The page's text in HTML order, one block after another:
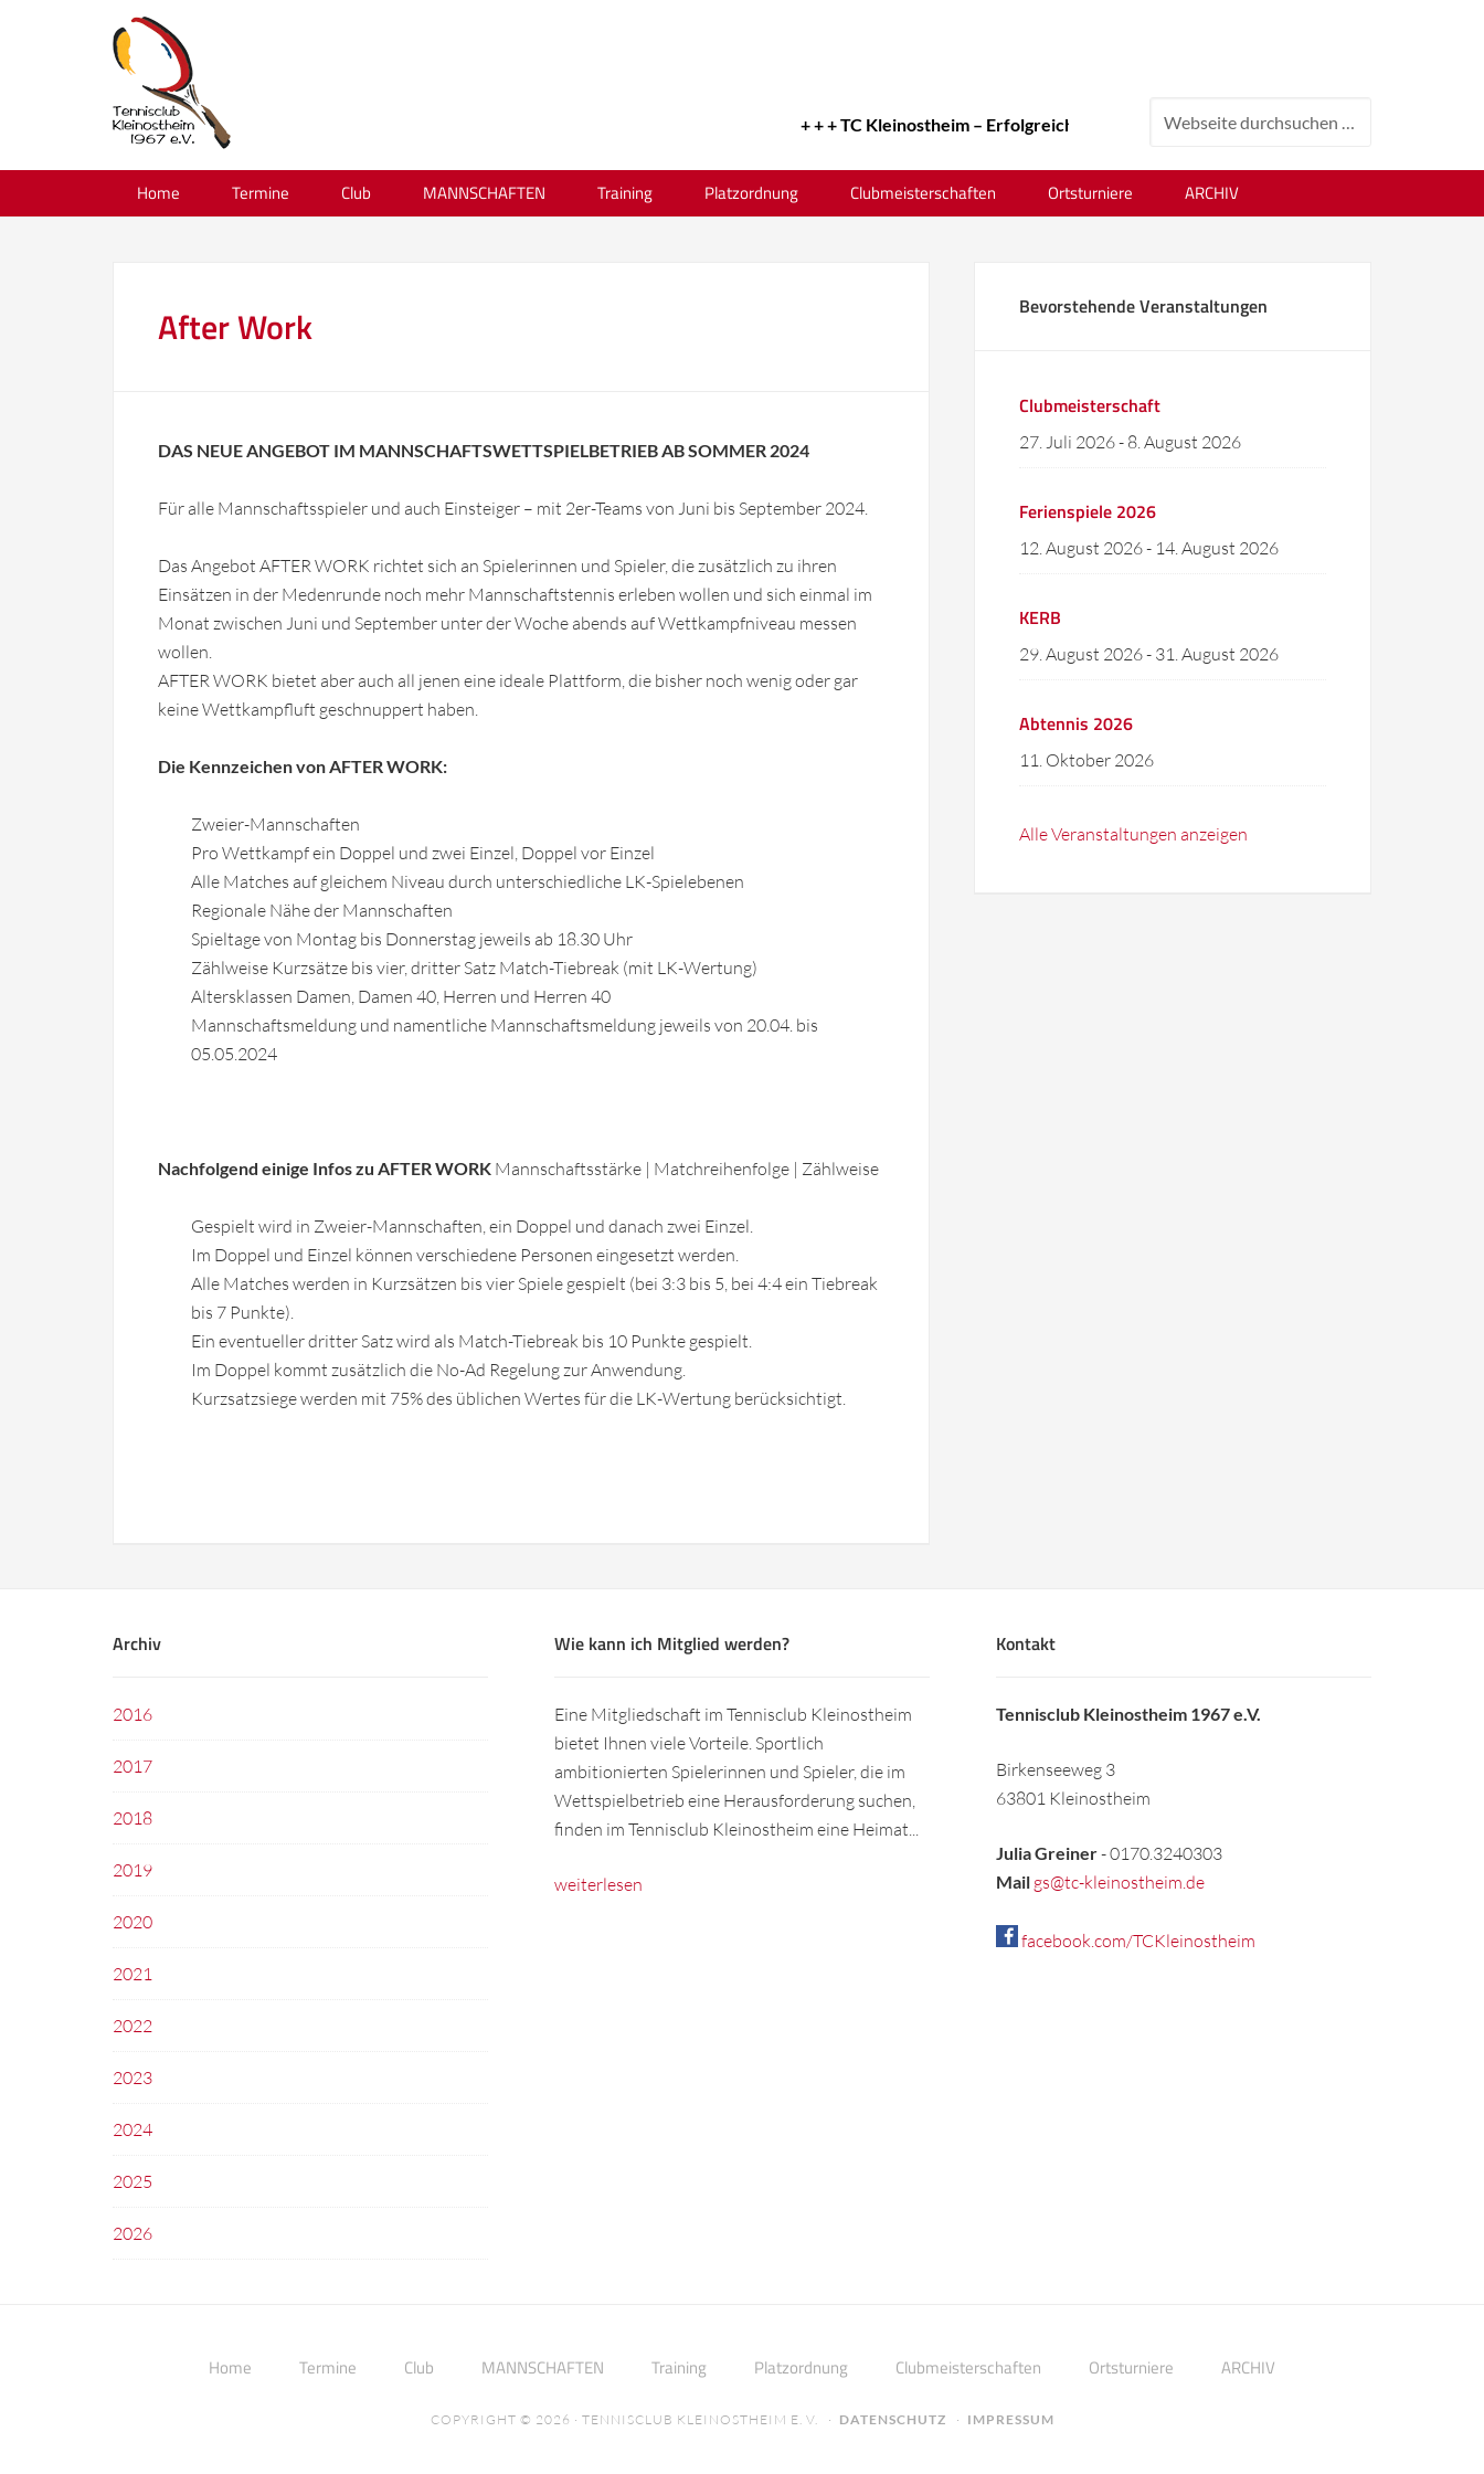
+ + + TC Kleinostheim – Erfolgreiches Tenniswochenende beim 24. Ortsvereinsturnier !
Home Termine Club MANNSCHAFTEN Training Platzordnung Clubmeisterschaften Ortsturniere ARCHIV
After Work
DAS NEUE ANGEBOT IM MANNSCHAFTSWETTSPIELBETRIEB AB SOMMER 2024
Für alle Mannschaftsspieler und auch Einsteiger – mit 2er-Teams von Juni bis September 2024.
Das Angebot AFTER WORK richtet sich an Spielerinnen und Spieler, die zusätzlich zu ihren
Einsätzen in der Medenrunde noch mehr Mannschaftstennis erleben wollen und sich einmal im
Monat zwischen Juni und September unter der Woche abends auf Wettkampfniveau messen
wollen.
AFTER WORK bietet aber auch all jenen eine ideale Plattform, die bisher noch wenig oder gar
keine Wettkampfluft geschnuppert haben.
Die Kennzeichen von AFTER WORK:
Zweier-Mannschaften
Pro Wettkampf ein Doppel und zwei Einzel, Doppel vor Einzel
Alle Matches auf gleichem Niveau durch unterschiedliche LK-Spielebenen
Regionale Nähe der Mannschaften
Spieltage von Montag bis Donnerstag jeweils ab 18.30 Uhr
Zählweise Kurzsätze bis vier, dritter Satz Match-Tiebreak (mit LK-Wertung)
Altersklassen Damen, Damen 40, Herren und Herren 40
Mannschaftsmeldung und namentliche Mannschaftsmeldung jeweils von 20.04. bis
05.05.2024
Nachfolgend einige Infos zu AFTER WORK Mannschaftsstärke | Matchreihenfolge | Zählweise
Gespielt wird in Zweier-Mannschaften, ein Doppel und danach zwei Einzel.
Im Doppel und Einzel können verschiedene Personen eingesetzt werden.
Alle Matches werden in Kurzsätzen bis vier Spiele gespielt (bei 3:3 bis 5, bei 4:4 ein Tiebreak
bis 7 Punkte).
Ein eventueller dritter Satz wird als Match-Tiebreak bis 10 Punkte gespielt.
Im Doppel kommt zusätzlich die No-Ad Regelung zur Anwendung.
Kurzsatzsiege werden mit 75% des üblichen Wertes für die LK-Wertung berücksichtigt.
Bevorstehende Veranstaltungen
Clubmeisterschaft
27. Juli 2026- 8. August 2026
Ferienspiele 2026
12. August 2026- 14. August 2026
KERB
29. August 2026- 31. August 2026
Abtennis 2026
11. Oktober 2026
Alle Veranstaltungen anzeigen
Archiv
2016
2017
2018
2019
2020
2021
2022
2023
2024
2025
2026
Wie kann ich Mitglied werden?
Eine Mitgliedschaft im Tennisclub Kleinostheim
bietet Ihnen viele Vorteile. Sportlich
ambitionierten Spielerinnen und Spieler, die im
Wettspielbetrieb eine Herausforderung suchen,
finden im Tennisclub Kleinostheim eine Heimat...
weiterlesen
Kontakt
Tennisclub Kleinostheim 1967 e.V.
Birkenseeweg 3
63801 Kleinostheim
Julia Greiner- 0170.3240303
Mail gs@tc-kleinostheim.de
facebook.com/TCKleinostheim
Home Termine Club MANNSCHAFTEN Training Platzordnung Clubmeisterschaften Ortsturniere ARCHIV
COPYRIGHT © 2026 · TENNISCLUB KLEINOSTHEIM E. V. · DATENSCHUTZ · IMPRESSUM